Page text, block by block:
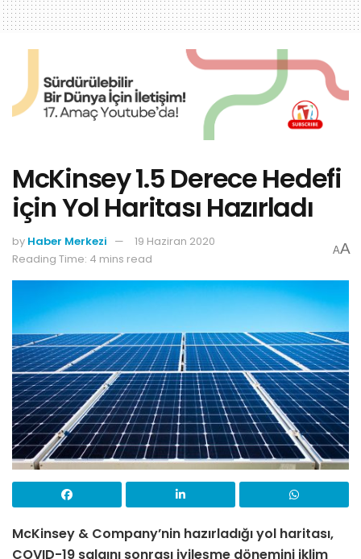
McKinsey 1.5 Derece Hedefi
için Yol Haritası Hazırladı
by Haber Merkezi
19 Haziran 2020
Reading Time: 4 mins read
AA
McKinsey & Company’nin hazırladığı yol haritası,
COVID-19 salgını sonrası iyileşme dönemini iklim